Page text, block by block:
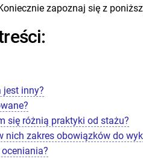
zapoznaj się z
jest inny?
się różnią praktyki od stażu?
nich zakres obowiązków do